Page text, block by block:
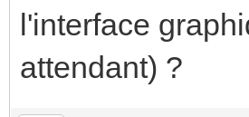
l'interface
attendant) ?